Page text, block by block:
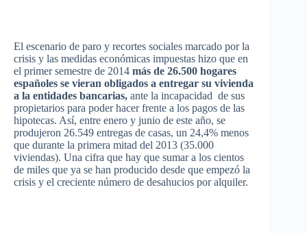
El escenario de paro y recortes sociales marcado porla
crisis y las medidas económicas impuestas hizo que en
el primersemestre de 2014 más de 26.500 hogares
españoles se vieran obligados a entregar su vivienda
a la entidades bancarias, ante la incapacidad de sus
propietarios para poder hacer frente a los pagos de las
hipotecas. Así, entre enero y junio de este año, se
produjeron 26.549 entregas de casas, un 24,4% menos
que durante la primera mitad del 2013 (35.000
viviendas). Una cifra que hay que sumara los cientos
de miles que ya se han producido desde que empezó la
crisis y el creciente número de desahucios por alquiler.